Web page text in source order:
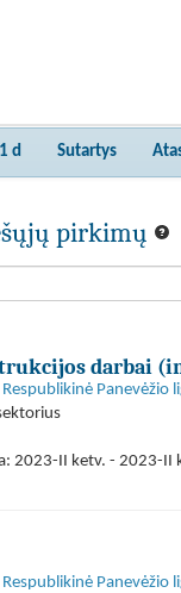
d Sutartys
pirkimų
darbai
Panevėžio
2023-II ketv. - 2023-II
Panevėžio